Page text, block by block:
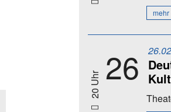
mehr
20 Uhr 26